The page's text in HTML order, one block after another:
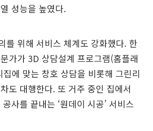
성능을 높였다.
를 위해 서비스 체계도 강화했다. 한
가가 3D 상담설계 프로그램(홈플래
집에 맞는 창호 상담을 비롯해 그린리
도 대행한다. 또 거주 중인 집에서
사를 끝내는 ‘원데이 시공’ 서비스